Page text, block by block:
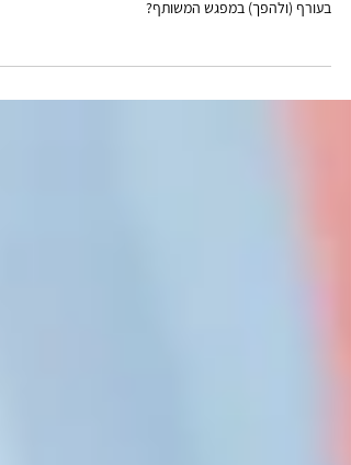
החזרה מהמילואים הביתה מעוררת גם הרבה קשיים